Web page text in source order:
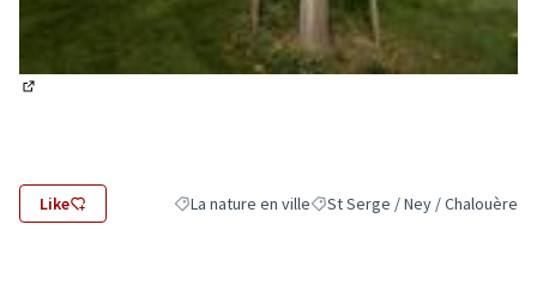
Like Filtrer les résultats de la catégorie : La nature en
La nature en villeFiltrer les résultats pour le
St Serge / Ney / Chalouère